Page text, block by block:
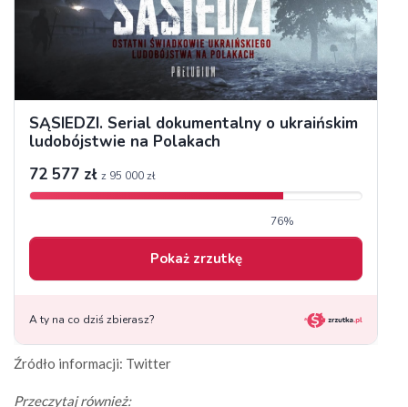
Źródło informacji: Twitter
Przeczytaj również: